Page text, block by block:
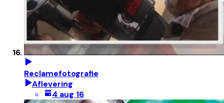
Reclamefotografie
Aflevering
4 aug 16